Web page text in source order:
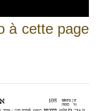
à cette page